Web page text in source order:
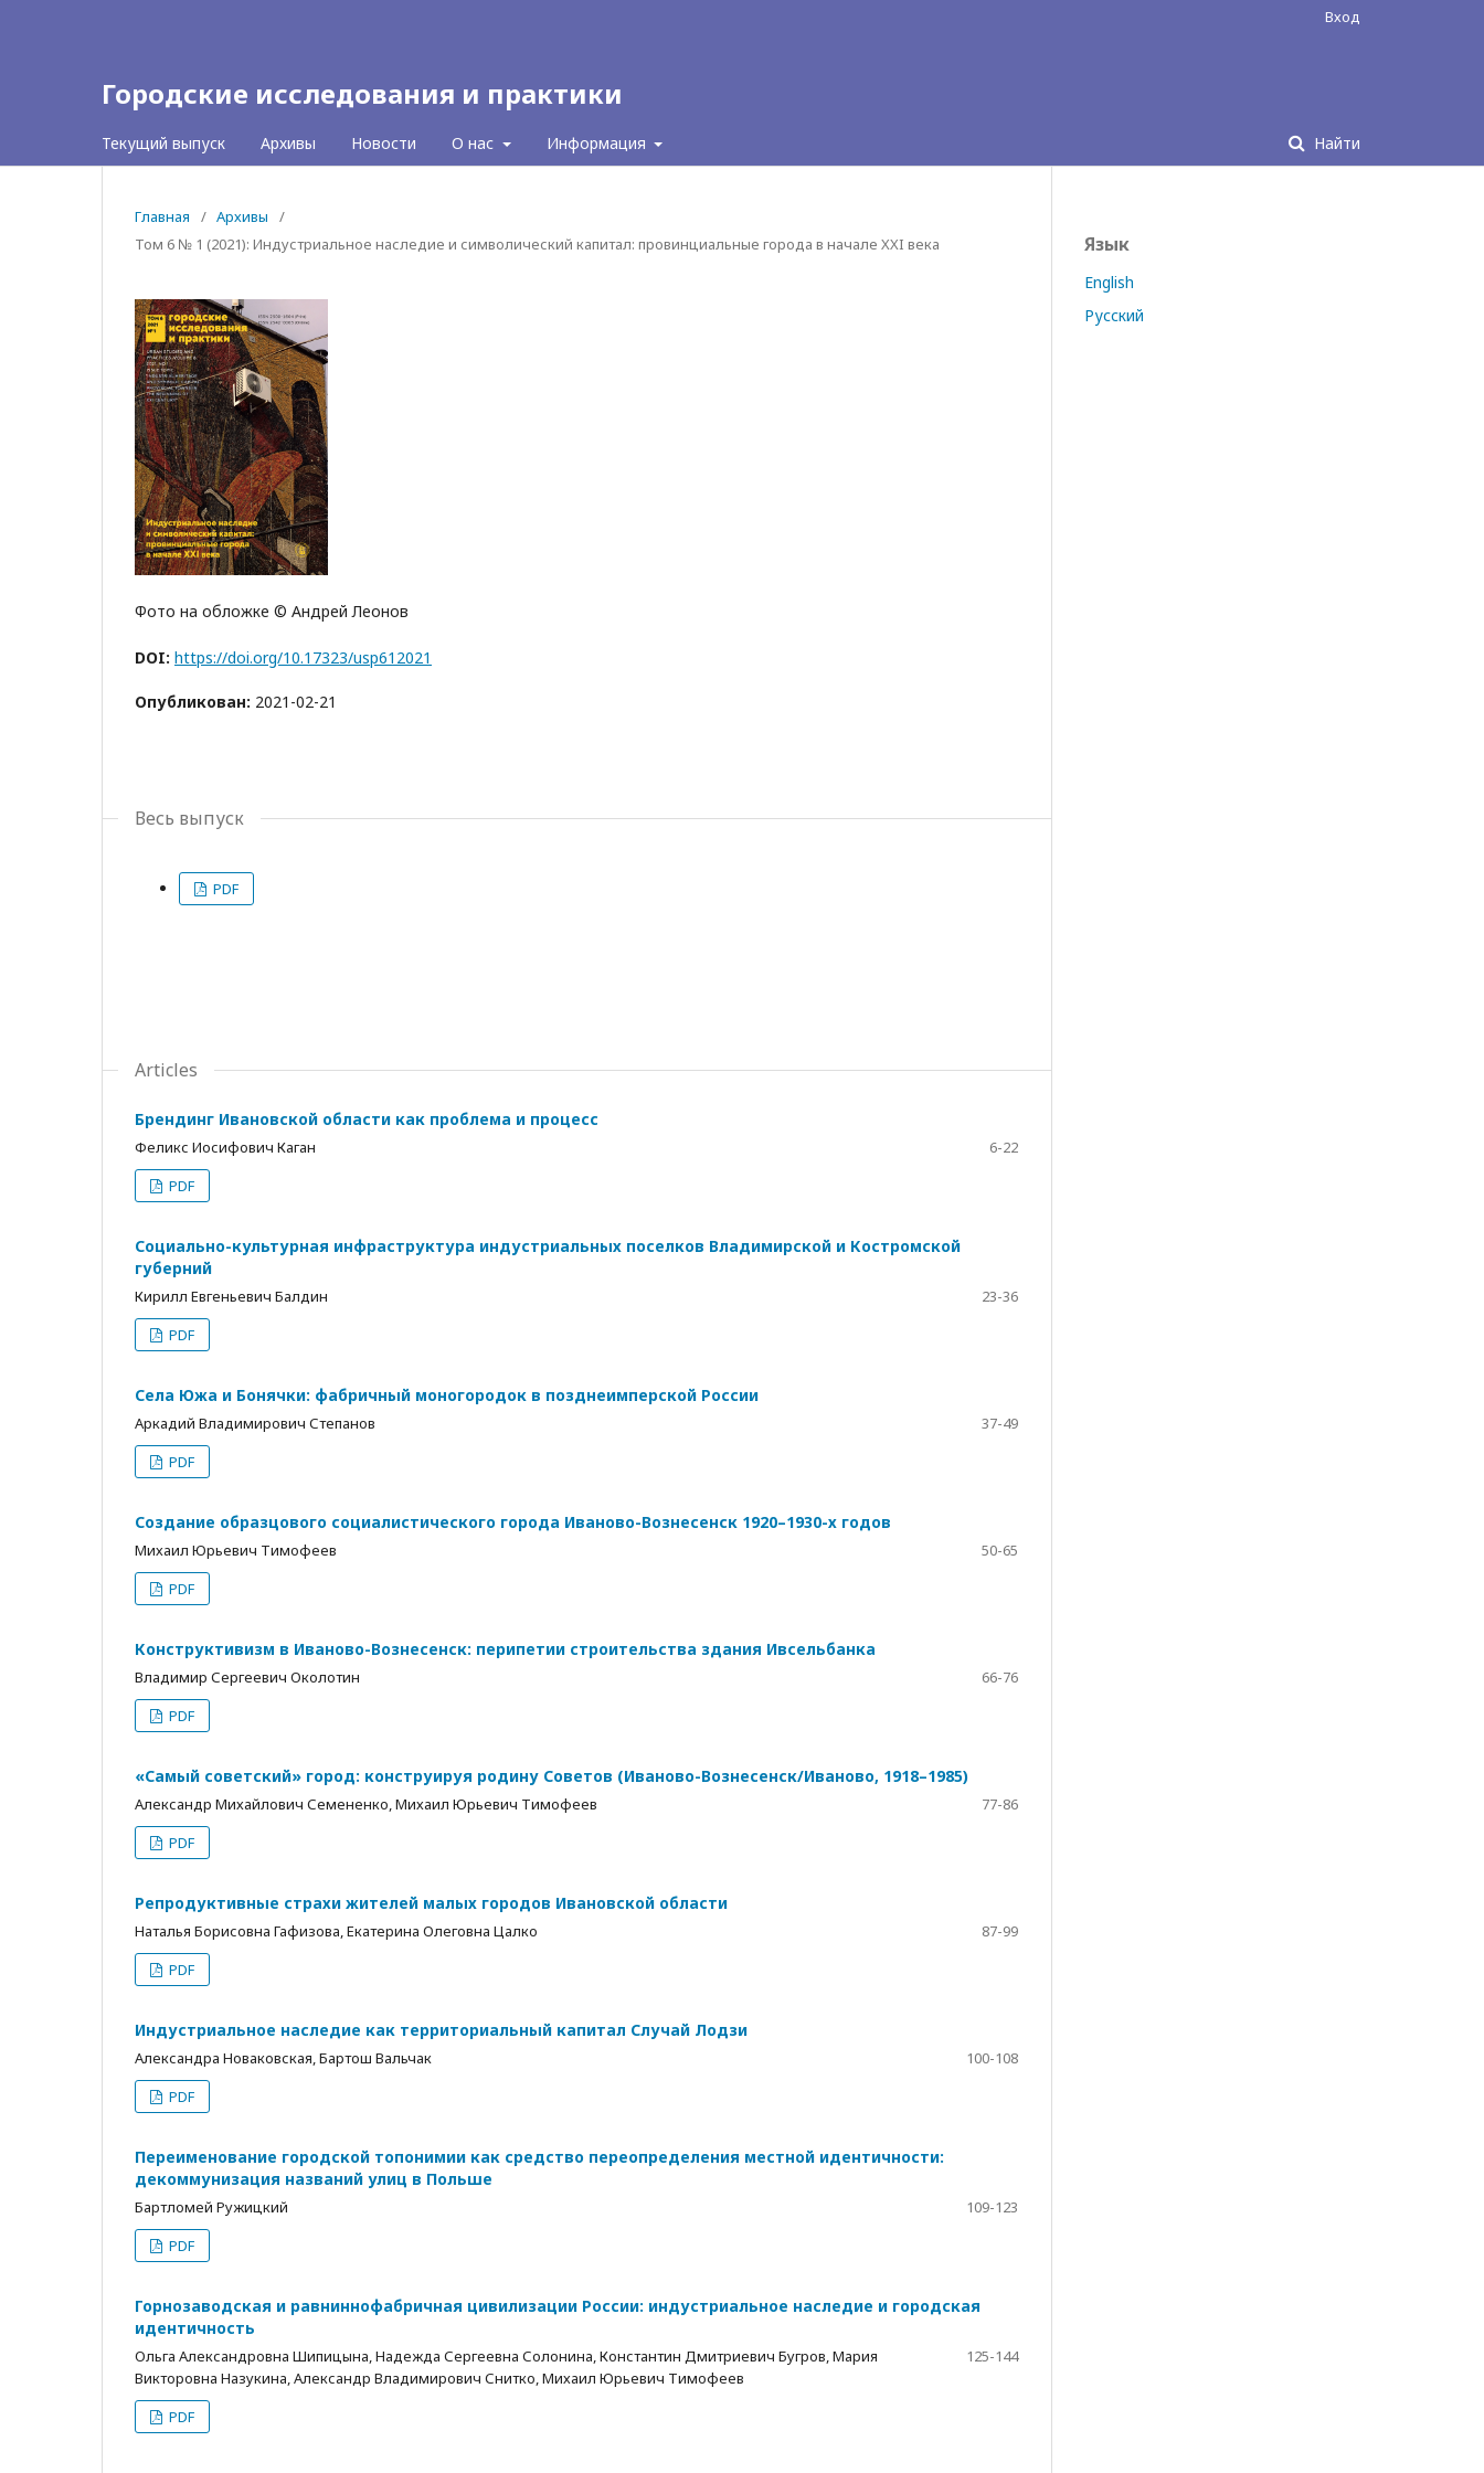
Городские исследования и практики
Текущий выпуск Архивы Новости О нас Информация Найти
Вход
Главная / Архивы
/
Том 6 № 1 (2021): Индустриальное наследие и символический капитал: провинциальные города в начале XXI века
Фото на обложке © Андрей Леонов
DOI: https://doi.org/10.17323/usp612021
Опубликован: 2021-02-21
Весь выпуск
PDF
Articles
Брендинг Ивановской области как проблема и процесс
Феликс Иосифович Каган
6-22
PDF
Социально-культурная инфраструктура индустриальных поселков Владимирской и Костромской
губерний
Кирилл Евгеньевич Балдин
23-36
PDF
Села Южа и Бонячки: фабричный моногородок в позднеимперской России
Аркадий Владимирович Степанов
37-49
PDF
Создание образцового социалистического города Иваново-Вознесенск 1920–1930-х годов
Михаил Юрьевич Тимофеев
50-65
PDF
Конструктивизм в Иваново-Вознесенск: перипетии строительства здания Ивсельбанка
Владимир Сергеевич Околотин
66-76
PDF
«Самый советский» город: конструируя родину Советов (Иваново-Вознесенск/Иваново, 1918–1985)
Александр Михайлович Семененко, Михаил Юрьевич Тимофеев
77-86
PDF
Репродуктивные страхи жителей малых городов Ивановской области
Наталья Борисовна Гафизова, Екатерина Олеговна Цалко
87-99
PDF
Индустриальное наследие как территориальный капитал Случай Лодзи
Александра Новаковская, Бартош Вальчак
100-108
PDF
Переименование городской топонимии как средство переопределения местной идентичности:
декоммунизация названий улиц в Польше
Бартломей Ружицкий
109-123
PDF
Горнозаводская и равниннофабричная цивилизации России: индустриальное наследие и городская
идентичность
Ольга Александровна Шипицына, Надежда Сергеевна Солонина, Константин Дмитриевич Бугров, Мария
Викторовна Назукина, Александр Владимирович Снитко, Михаил Юрьевич Тимофеев
125-144
PDF
Язык
English
Русский